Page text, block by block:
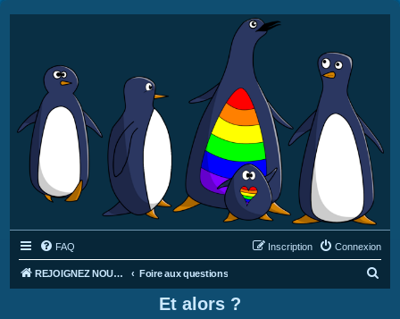
FAQ Connexion
Inscription
REJOIGNEZ NOUS SUR DISCORD : https://discord.gg/4C2Bvub Foire aux questions
Et alors ?